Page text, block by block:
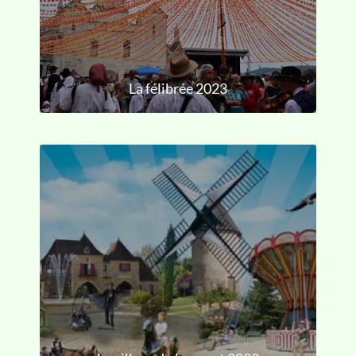
La félibrée 2023